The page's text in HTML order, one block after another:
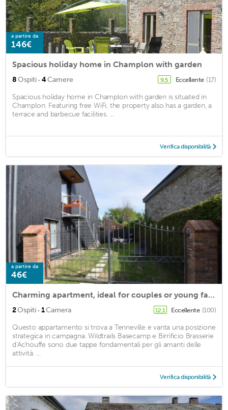
a partire da
146€
Spacious holiday home in Champlon with garden
8Ospiti · 4Camere 9,5 Eccellente (17)
Spacious holiday home in Champlon with garden is situated in
Champlon. Featuring free WiFi, the property also has a garden, a
terrace and barbecue facilities. ...
Verifica disponibilità
a partire da
46€
Charming apartment, ideal for couples or young families
2Ospiti · 1Camera 12,1 Eccellente (100)
Questo appartamento si trova a Tenneville e vanta una posizione
strategica in campagna. Wildtrails Basecamp e Birrificio Brasserie
d'Achouffe sono due tappe fondamentali per gli amanti delle
attività. ...
Verifica disponibilità